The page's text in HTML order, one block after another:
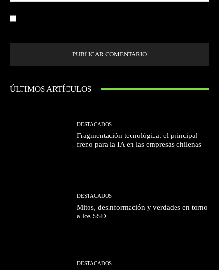
ÚLTIMOS ARTÍCULOS
DESTACADOS
Fragmentación tecnológica: el principal
freno para la IA en las empresas chilenas
DESTACADOS
Mitos, desinformación y verdades en torno
a los SSD
DESTACADOS